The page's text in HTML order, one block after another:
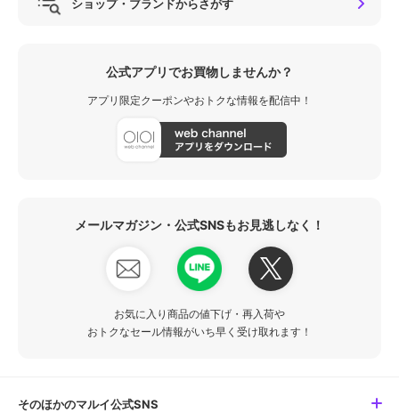
ショップ・ブランドからさがす
公式アプリでお買物しませんか？
アプリ限定クーポンやおトクな情報を配信中！
メールマガジン・公式SNSもお見逃しなく！
お気に入り商品の値下げ・再入荷や
おトクなセール情報がいち早く受け取れます！
そのほかのマルイ公式SNS